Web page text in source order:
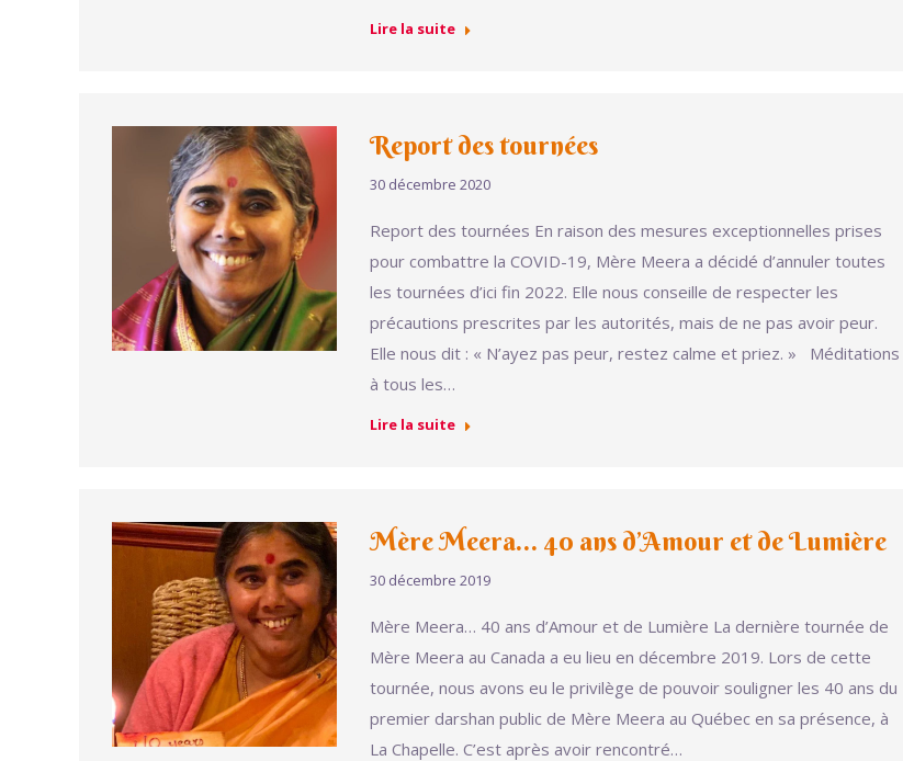
Lire la suite
Report des tournées
30 décembre 2020
Report des tournées En raison des mesures exceptionnelles prises
pour combattre la COVID-19, Mère Meera a décidé d’annuler toutes
les tournées d’ici fin 2022. Elle nous conseille de respecter les
précautions prescrites par les autorités, mais de ne pas avoir peur.
Elle nous dit : « N’ayez pas peur, restez calme et priez. » Méditations
à tous les…
Lire la suite
Mère Meera… 40 ans d’Amour et de Lumière
30 décembre 2019
Mère Meera… 40 ans d’Amour et de Lumière La dernière tournée de
Mère Meera au Canada a eu lieu en décembre 2019. Lors de cette
tournée, nous avons eu le privilège de pouvoir souligner les 40 ans du
premier darshan public de Mère Meera au Québec en sa présence, à
La Chapelle. C’est après avoir rencontré…